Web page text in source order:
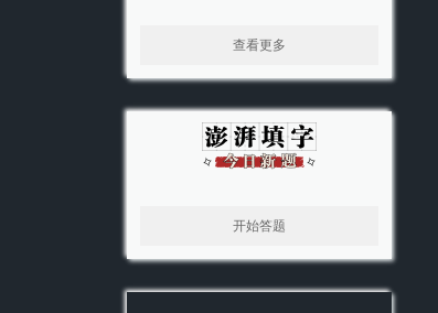
查看更多
开始答题